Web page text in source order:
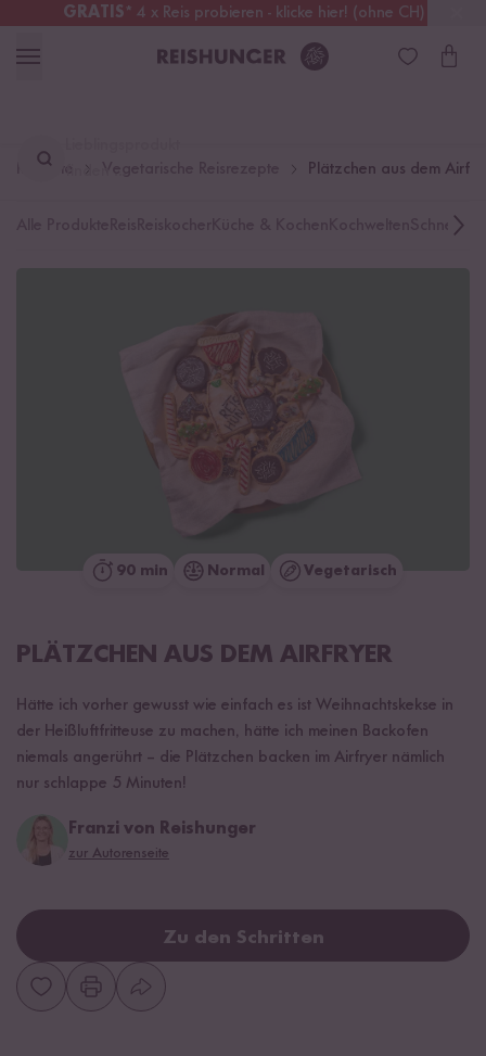
GRATIS* 4 x Reis probieren - klicke hier! (ohne CH)
Österreich Kostenloser Versand
finden ...
Rezepte Plätzchen aus dem
Schnelle
90 min Normal Vegetarisch
PLÄTZCHEN AUS DEM AIRFRYER
Hätte ich vorher gewusst wie einfach es ist Weihnachtskekse in
der Heißluftfritteuse zu machen, hätte ich meinen Backofen
niemals angerührt – die Plätzchen backen im Airfryer nämlich
nur schlappe 5 Minuten!
Franzi von Reishunger
zur Autorenseite
Zu den Schritten